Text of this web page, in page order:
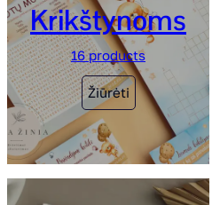
Krikštynoms
16 products
Žiūrėti